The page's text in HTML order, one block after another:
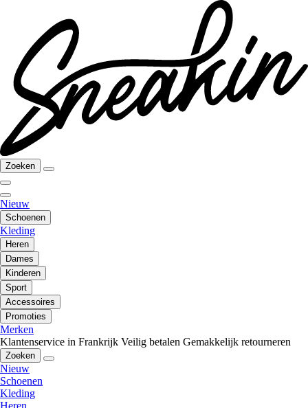
Zoeken
Nieuw
Schoenen
Kleding
Heren
Dames
Kinderen
Sport
Accessoires
Promoties
Merken
Klantenservice in Frankrijk Veilig betalen Gemakkelijk retourneren
Zoeken
Nieuw
Schoenen
Kleding
Heren